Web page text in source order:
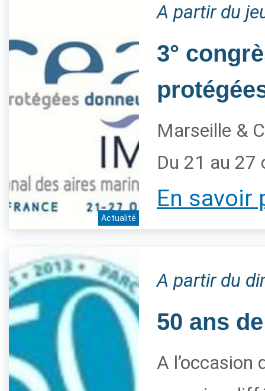
Actualité
A partir du
3°
Marseille &
Du 21 au 27
En savoir
A partir du
50 ans
A l’occasion